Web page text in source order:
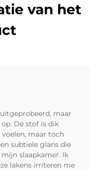
van het
maar
De stof is dik
maar toch
subtiele glans die
slaapkamer. Ik
lakens irriteren me